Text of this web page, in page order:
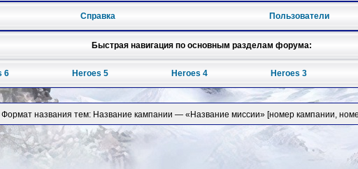
Справка Пользователи
Быстрая навигация по основным разделам форума:
6 Heroes 5 Heroes 4 Heroes 3
названия тем: Название кампании — «Название миссии» [номер кампании,